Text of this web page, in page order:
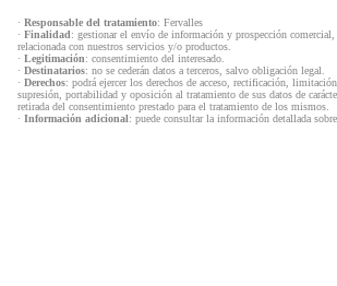
· Responsable del tratamiento: Fervalles
· Finalidad: gestionar el envío de información y prospección comercial,
relacionada con nuestros servicios y/o productos.
· Legitimación: consentimiento del interesado.
· Destinatarios: no se cederán datos a terceros, salvo obligación legal.
· Derechos: podrá ejercer los derechos de acceso, rectificación,
supresión, portabilidad y oposición al tratamiento de sus datos de
retirada del consentimiento prestado para el tratamiento de los mismos.
· Información adicional: puede consultar la información detallada